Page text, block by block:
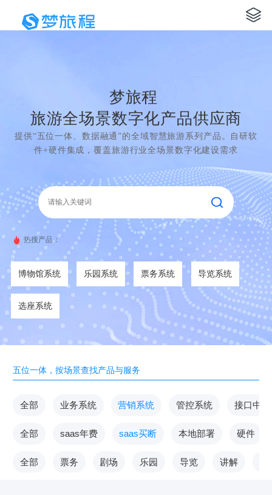
梦旅程
旅游全场景数字化产品供应商
提供“五位一体、数据融通”的全域智慧旅游系列产品。自研软
件+硬件集成，覆盖旅游行业全场景数字化建设需求
热搜产品：
博物馆系统 乐园系统 票务系统 导览系统
选座系统
五位一体，按场景查找产品与服务
全部 业务系统 营销系统 管控系统 接口中台
全部 saas年费 saas买断 本地部署 硬件
全部 票务 剧场 乐园 导览 讲解